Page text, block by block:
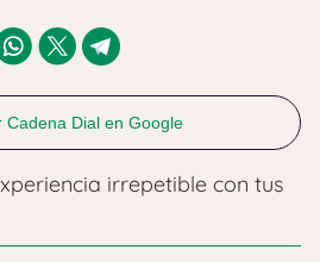
Cadena Dial en Google
irrepetible con tus